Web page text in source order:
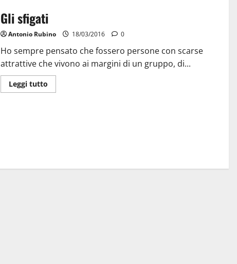
Gli sfigati
Antonio Rubino 18/03/2016 0
Ho sempre pensato che fossero persone con scarse
attrattive che vivono ai margini di un gruppo, di...
Leggi tutto